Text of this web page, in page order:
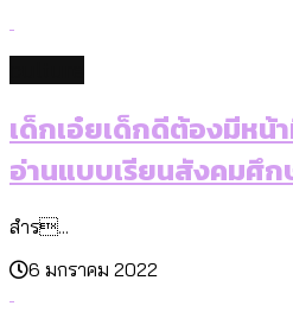
เด็กเอ๋ยเด็กดีต้องมีหน้
อ่านแบบเรียนสังคมศึก
สำร...
6 มกราคม 2022